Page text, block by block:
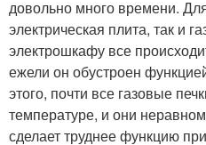
довольно много времени.
электрическая плита, так и
электрошкафу все
ежели он обустроен
этого, почти все газовые
температуре, и они
сделает труднее функцию